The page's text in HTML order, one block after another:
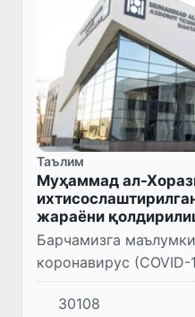
Таълим
Муҳаммад ал-
жараёни
Барчамизга
коронавирус
эълон қилинган
фуқароларимиз,
30108